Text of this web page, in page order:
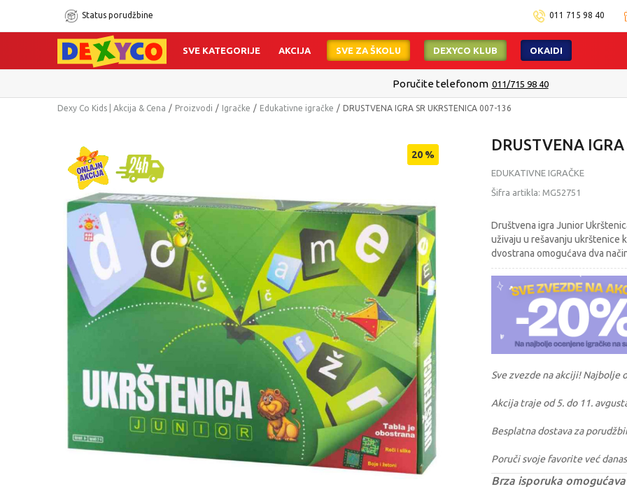
Status porudžbine 011 715 98 40
SVE KATEGORIJE AKCIJA SVE ZA ŠKOLU DEXYCO KLUB OKAIDI
Poručite telefonom 011/715 98 40
Dexy Co Kids | Akcija & Cena Proizvodi Igračke Edukativne igračke DRUSTVENA IGRA SR UKRSTENICA 007-136
20 %
DRUSTVENA
EDUKATIVNE IGRAČKE
Šifra artikla: MG52751
Društvena igra Junior
uživaju u rešavanju ukrštenice
dvostrana omogućava dva
Sve zvezde na akciji! Najbolje
Akcija traje od 5. do 11.
Besplatna dostava za
Poruči svoje favorite već
Brza isporuka